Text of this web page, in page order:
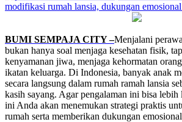
BUMI SEMPAJA CITY –Menjalani
bukan hanya soal menjaga kesehatan fisik,
kenyamanan jiwa, menjaga kehormatan
ikatan keluarga. Di Indonesia, banyak anak
secara langsung dalam rumah ramah lansia
kasih sayang. Agar pengalaman ini bisa lebih
ini Anda akan menemukan strategi praktis
rumah serta memberikan dukungan